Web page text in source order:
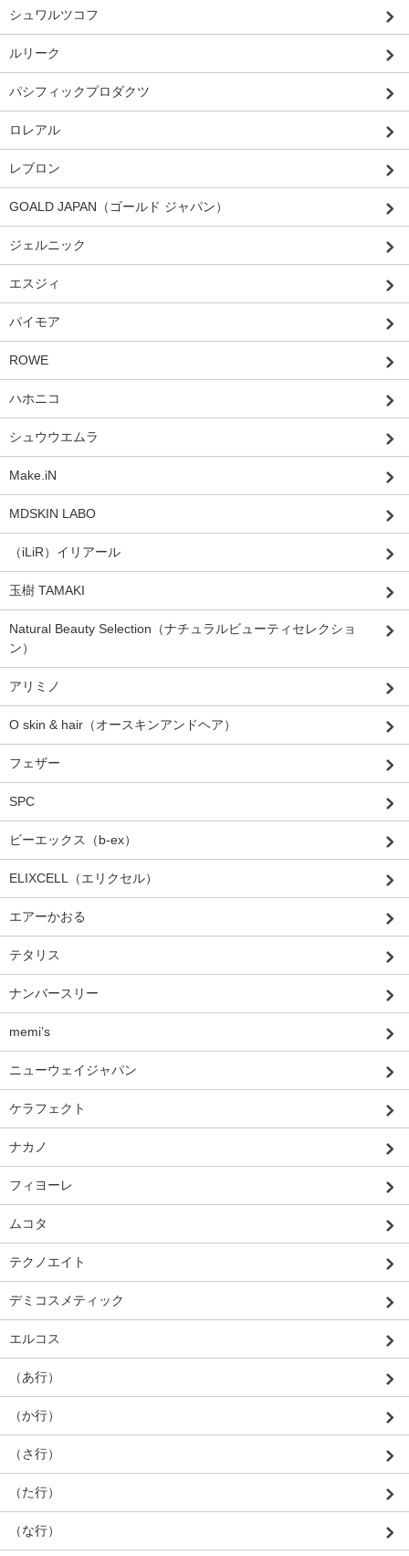
シュワルツコフ
ルリーク
パシフィックプロダクツ
ロレアル
レブロン
GOALD JAPAN（ゴールド ジャパン）
ジェルニック
エスジィ
パイモア
ROWE
ハホニコ
シュウウエムラ
Make.iN
MDSKIN LABO
（iLiR）イリアール
玉樹 TAMAKI
Natural Beauty Selection（ナチュラルビューティセレクショ
ン）
アリミノ
O skin & hair（オースキンアンドヘア）
フェザー
SPC
ビーエックス（b-ex）
ELIXCELL（エリクセル）
エアーかおる
テタリス
ナンバースリー
memi’s
ニューウェイジャパン
ケラフェクト
ナカノ
フィヨーレ
ムコタ
テクノエイト
デミコスメティック
エルコス
（あ行）
（か行）
（さ行）
（た行）
（な行）